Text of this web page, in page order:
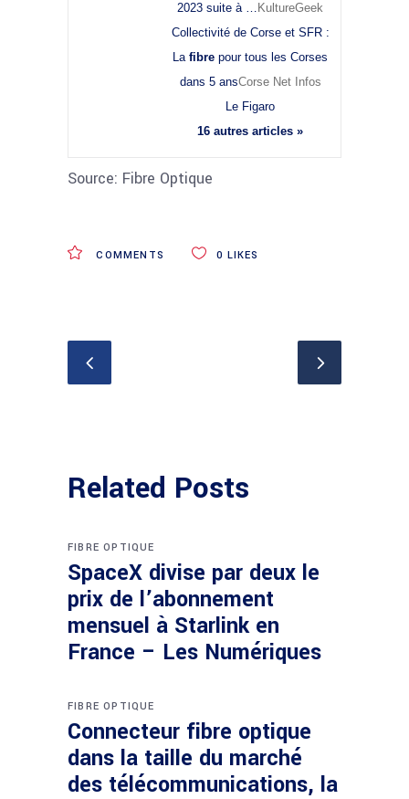
2023 suite à … KultureGeek
Collectivité de Corse et SFR :
La fibre pour tous les Corses
dans 5 ansCorse Net Infos
Le Figaro
16 autres articles »
Source: Fibre Optique
COMMENTS 0 LIKES
Related Posts
FIBRE OPTIQUE
SpaceX divise par deux le
prix de l’abonnement
mensuel à Starlink en
France – Les Numériques
FIBRE OPTIQUE
Connecteur fibre optique
dans la taille du marché
des télécommunications, la